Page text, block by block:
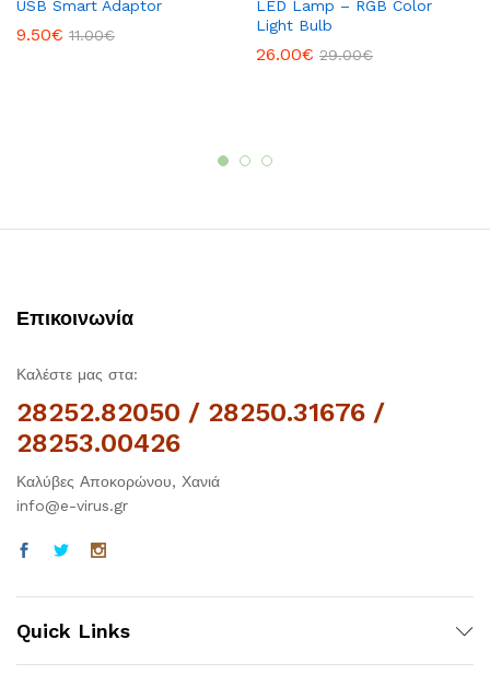
USB Smart Adaptor
9.50€ 11.00€
LED Lamp – RGB Color
Light Bulb
26.00€ 29.00€
Επικοινωνία
Καλέστε μας στα:
28252.82050 / 28250.31676 /
28253.00426
Καλύβες Αποκορώνου, Χανιά
info@e-virus.gr
Quick Links